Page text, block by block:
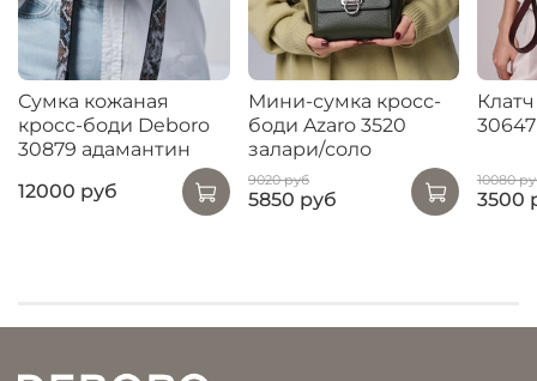
Сумка кожаная
кросс-боди Deboro
30879 адамантин
12000 руб
Мини-сумка кросс-
боди Azaro 3520
залари/соло
9020 руб
5850 руб
10080
3500